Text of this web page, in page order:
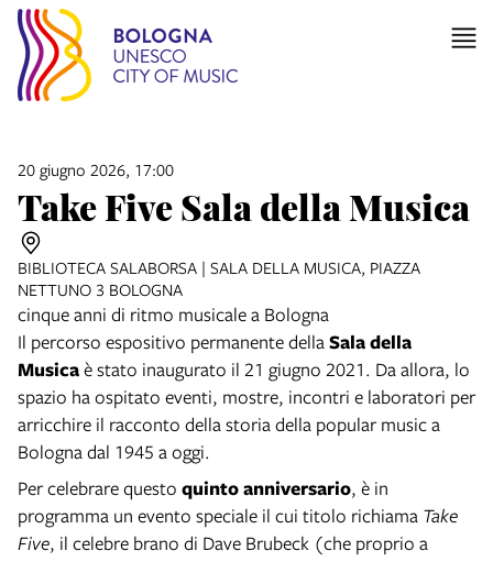
20 giugno 2026, 17:00
Take Five Sala della Musica
BIBLIOTECA SALABORSA | SALA DELLA MUSICA, PIAZZA
NETTUNO 3 BOLOGNA
cinque anni di ritmo musicale a Bologna
Il percorso espositivo permanente della Sala della
Musicaè stato inaugurato il 21 giugno 2021. Da allora, lo
spazio ha ospitato eventi, mostre, incontri e laboratori per
arricchire il racconto della storia della popular music a
Bologna dal 1945 a oggi.
Per celebrare questo quinto anniversario, è in
programma un evento speciale il cui titolo richiama Take
Five, il celebre brano di Dave Brubeck (che proprio a